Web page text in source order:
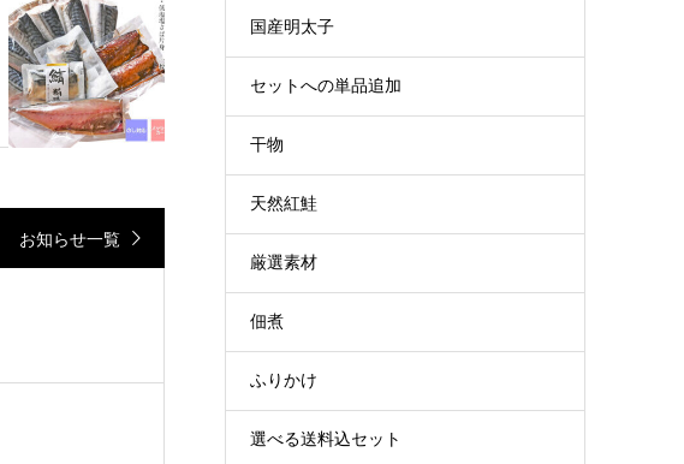
お知らせ一覧
国産明太子
セットへの単品追加
干物
天然紅鮭
厳選素材
佃煮
ふりかけ
選べる送料込セット